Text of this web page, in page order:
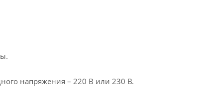
напряжения – 220 В или 230 В.